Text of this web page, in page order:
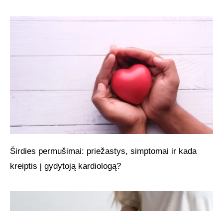
Širdies permušimai: priežastys, simptomai ir kada
kreiptis į gydytoją kardiologą?